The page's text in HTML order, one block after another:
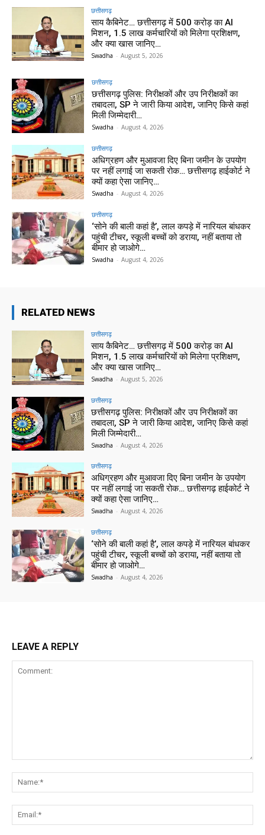
छत्तीसगढ़
साय कैबिनेट… छत्तीसगढ़ में 500 करोड़ का AI
मिशन, 1.5 लाख कर्मचारियों को मिलेगा प्रशिक्षण,
और क्या खास जानिए…
Swadha - August 5, 2026
छत्तीसगढ़
छत्तीसगढ़ पुलिस: निरीक्षकों और उप निरीक्षकों का
तबादला, SP ने जारी किया आदेश, जानिए किसे कहां
मिली जिम्मेदारी…
Swadha - August 4, 2026
छत्तीसगढ़
अधिग्रहण और मुआवजा दिए बिना जमीन के उपयोग
पर नहीं लगाई जा सकती रोक… छत्तीसगढ़ हाईकोर्ट ने
क्यों कहा ऐसा जानिए…
Swadha - August 4, 2026
छत्तीसगढ़
‘सोने की बाली कहां है’, लाल कपड़े में नारियल बांधकर
पहुंची टीचर, स्कूली बच्चों को डराया, नहीं बताया तो
बीमार हो जाओगे…
Swadha - August 4, 2026
RELATED NEWS
छत्तीसगढ़
साय कैबिनेट… छत्तीसगढ़ में 500 करोड़ का AI
मिशन, 1.5 लाख कर्मचारियों को मिलेगा प्रशिक्षण,
और क्या खास जानिए…
Swadha - August 5, 2026
छत्तीसगढ़
छत्तीसगढ़ पुलिस: निरीक्षकों और उप निरीक्षकों का
तबादला, SP ने जारी किया आदेश, जानिए किसे कहां
मिली जिम्मेदारी…
Swadha - August 4, 2026
छत्तीसगढ़
अधिग्रहण और मुआवजा दिए बिना जमीन के उपयोग
पर नहीं लगाई जा सकती रोक… छत्तीसगढ़ हाईकोर्ट ने
क्यों कहा ऐसा जानिए…
Swadha - August 4, 2026
छत्तीसगढ़
‘सोने की बाली कहां है’, लाल कपड़े में नारियल बांधकर
पहुंची टीचर, स्कूली बच्चों को डराया, नहीं बताया तो
बीमार हो जाओगे…
Swadha - August 4, 2026
LEAVE A REPLY